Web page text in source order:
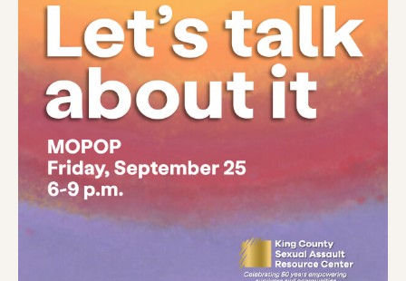
Prestations de service
Prévention & Éducation Ressources
Donner Être impliqué
Emploi FAQ Faire un don
Rechercher KCSARC